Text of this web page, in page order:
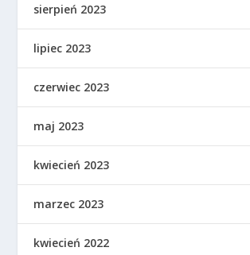
sierpień 2023
lipiec 2023
czerwiec 2023
maj 2023
kwiecień 2023
marzec 2023
kwiecień 2022